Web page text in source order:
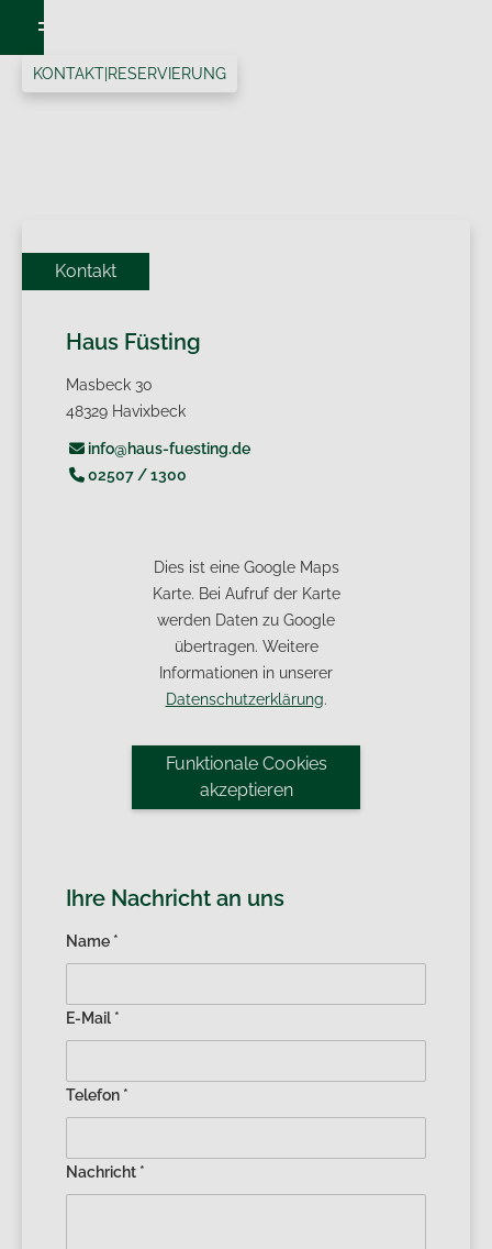
KONTAKT RESERVIERUNG
Kontakt
Haus Füsting
Masbeck 30
48329 Havixbeck
 info@haus-fuesting.de
 02507 / 1300
Dies ist eine Google Maps
Karte. Bei Aufruf der Karte
werden Daten zu Google
übertragen. Weitere
Informationen in unserer
Datenschutzerklärung.
Funktionale Cookies
akzeptieren
Ihre Nachricht an uns
Name *
E-Mail *
Telefon *
Nachricht *